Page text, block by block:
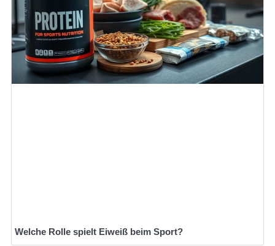
Welche Rolle spielt Eiweiß beim Sport?